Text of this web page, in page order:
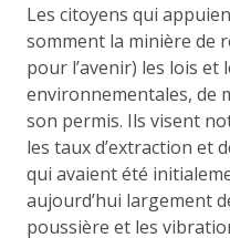
Les citoyens qui
somment la minière de
pour l’avenir) les lois et
environnementales, de
son permis. Ils visent
les taux d’extraction et
qui avaient été
aujourd’hui largement
poussière et les